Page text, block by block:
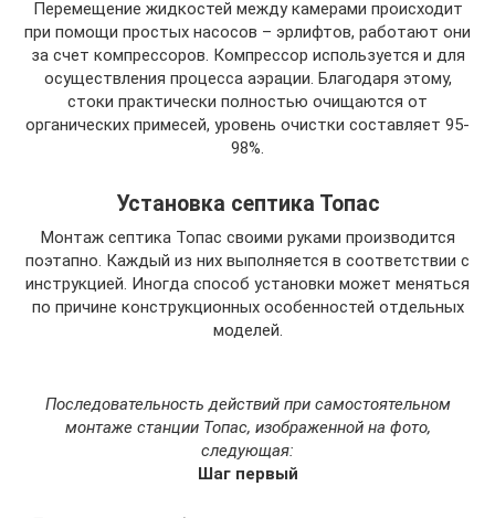
Перемещение жидкостей между камерами происходит
при помощи простых насосов – эрлифтов, работают они
за счет компрессоров. Компрессор используется и для
осуществления процесса аэрации. Благодаря этому,
стоки практически полностью очищаются от
органических примесей, уровень очистки составляет 95-
98%.
Установка септика Топас
Монтаж септика Топас своими руками производится
поэтапно. Каждый из них выполняется в соответствии с
инструкцией. Иногда способ установки может меняться
по причине конструкционных особенностей отдельных
моделей.
Последовательность действий при самостоятельном
монтаже станции Топас, изображенной на фото,
следующая:
Шаг первый